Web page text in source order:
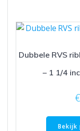
Dubbele RVS
– 1 1/4
€
Bekijk